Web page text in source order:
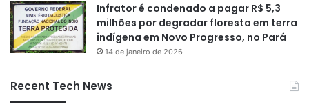
Infrator é condenado a pagar R$ 5,3
milhões por degradar floresta em terra
indígena em Novo Progresso, no Pará
14 de janeiro de 2026
Recent Tech News